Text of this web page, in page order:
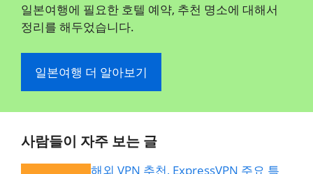
일본여행에 필요한 호텔 예약, 추천 명소에 대해서
정리를 해두었습니다.
일본여행 더 알아보기
사람들이 자주 보는 글
해외 VPN 추천, ExpressVPN 주요 특